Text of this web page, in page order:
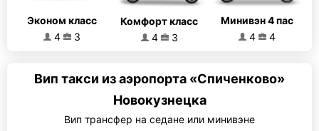
Эконом класс
4
3
Комфорт класс
4
3
Минивэн 4 пас
4
4
Вип такси из аэропорта «Спиченково»
Новокузнецка
Вип трансфер на седане или минивэне